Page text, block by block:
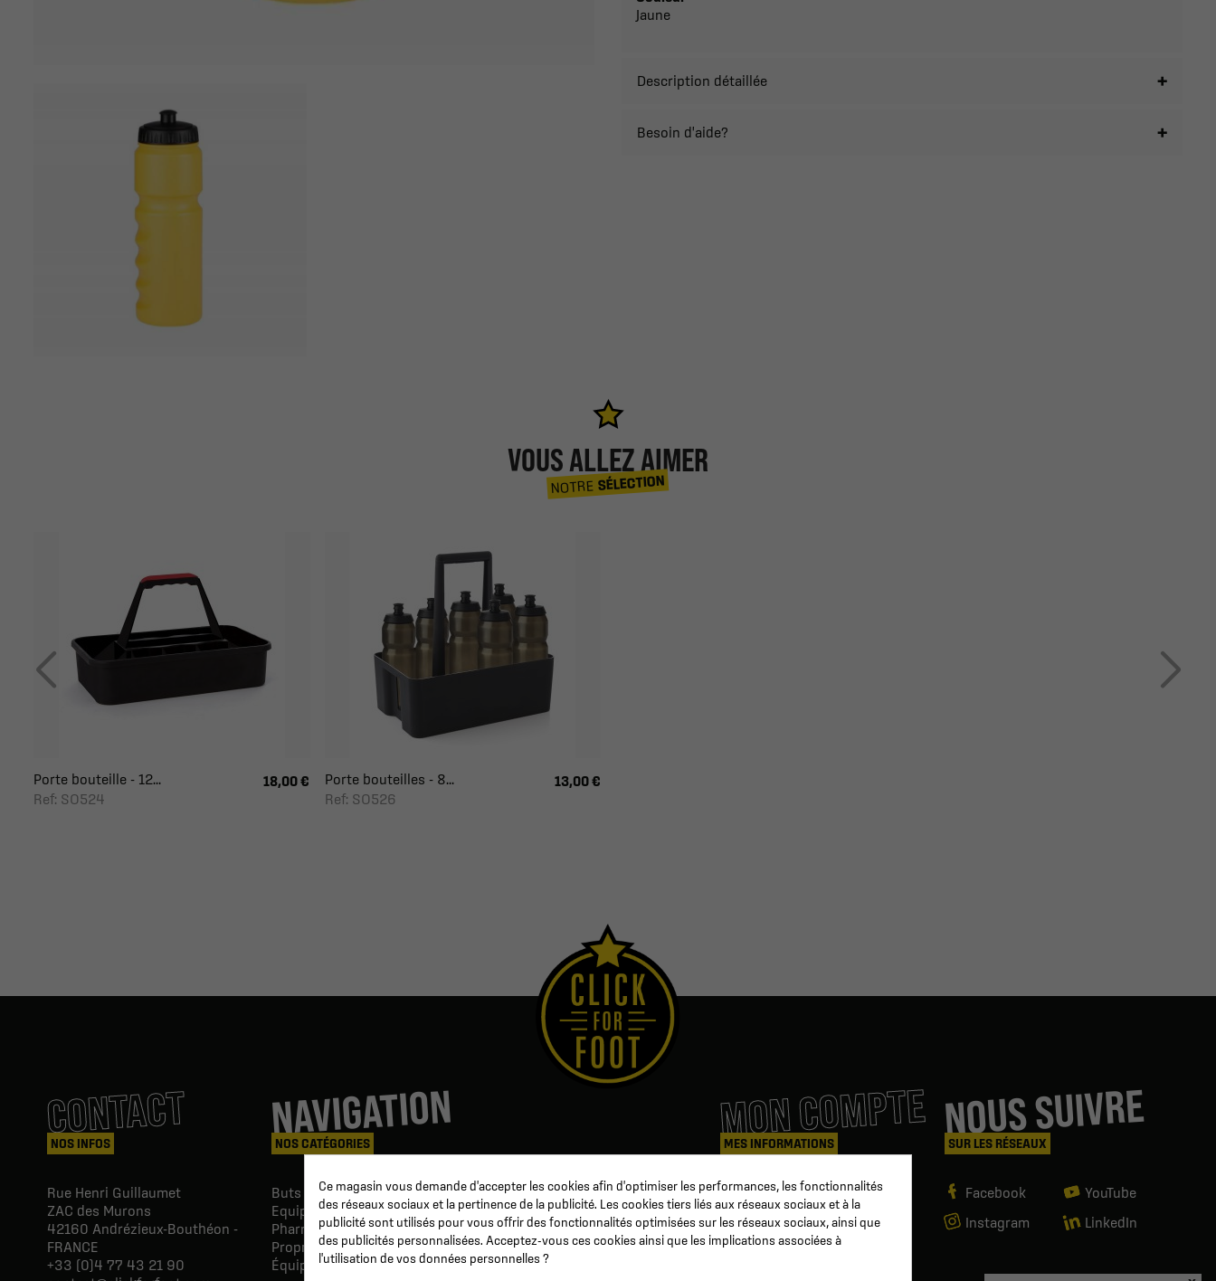
Jaune
Description détaillée
Besoin d'aide?
VOUS ALLEZ AIMER
NOTRESÉLECTION
Porte bouteille - 12...
Ref: SO524
18,00 €
Porte bouteilles - 8...
Ref: SO526
13,00 €
CONTACT
NOS INFOS
Rue Henri Guillaumet
ZAC des Murons
42160 Andrézieux-Bouthéon -
FRANCE
+33 (0)4 77 43 21 90
NAVIGATION
NOS CATÉGORIES
Buts & Abris football
Coaching & Arbitrage
Equipements du Club
Matériel d'entrainement
Pharmacie & Soins
Préparation Physique
Proprio & réeducation
Ballon de football
Équipements du joueur
Événementiel
MON COMPTE
MES INFORMATIONS
Mes commandes
Avoirs
Informations
Suivi de commande
NOUS SUIVRE
SUR LES RÉSEAUX
Facebook
YouTube
Instagram
LinkedIn
Ce magasin vous demande d'accepter les cookies afin d'optimiser les performances, les fonctionnalités
des réseaux sociaux et la pertinence de la publicité. Les cookies tiers liés aux réseaux sociaux et à la
publicité sont utilisés pour vous offrir des fonctionnalités optimisées sur les réseaux sociaux, ainsi que
des publicités personnalisées. Acceptez-vous ces cookies ainsi que les implications associées à
l'utilisation de vos données personnelles ?